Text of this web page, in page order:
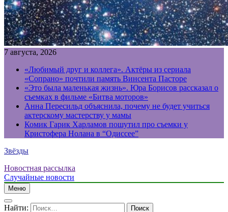
7 августа, 2026
«Любимый друг и коллега». Актёры из сериала
«Сопрано» почтили память Винсента Пасторе
«Это была маленькая жизнь». Юра Борисов рассказал о
съемках в фильме «Битва моторов»
Анна Пересильд объяснила, почему не будет учиться
актерскому мастерству у мамы
Комик Гарик Харламов пошутил про съемки у
Кристофера Нолана в “Одиссее”
Звёзды
Новостная рассылка
Случайные новости
Меню
Найти: